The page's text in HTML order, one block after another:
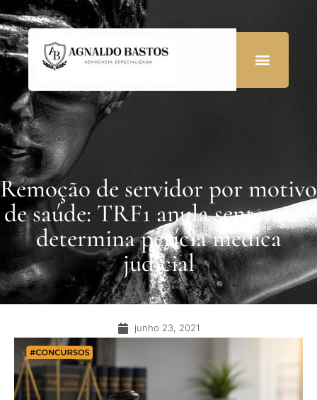
Remoção de servidor por motivo
de saúde: TRF1 anula sentença e
determina perícia médica
judicial
junho 23, 2021